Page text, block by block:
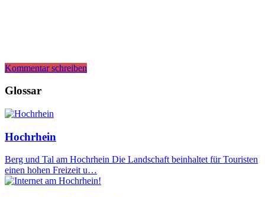
Kommentar schreiben
Glossar
Hochrhein
Berg und Tal am Hochrhein Die Landschaft beinhaltet für Touristen
einen hohen Freizeit u…